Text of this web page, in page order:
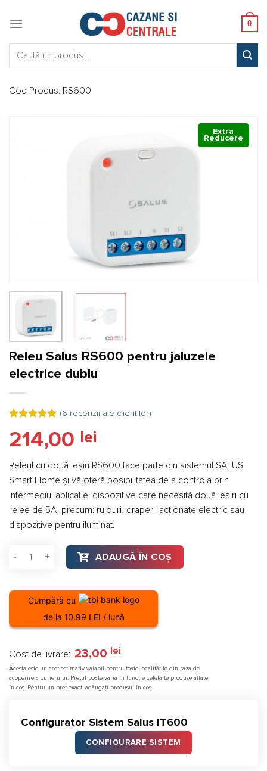
0
Cod Produs: RS600
Extra
Reducere
Releu Salus RS600 pentru jaluzele
electrice dublu
5.00din 5
pe baza a
la clienți
(6 recenzii ale clientilor)
214,00 lei
Releul cu două ieșiri RS600 face parte din sistemul SALUS
Smart Home și vă oferă posibilitatea de a controla prin
intermediul aplicației dispozitive care necesită două ieșiri cu
relee de 5A, precum: rulouri, draperii acționate electric sau
dispozitive pentru iluminat.
Cantitate Releu Salus RS600 pentru jaluzele electrice dublu
ADAUGĂ ÎN COȘ
Cumpără cu
de la 10.99 LEI / lună
Cost de livrare: 23,00 lei
Acesta este un cost estimativ valabil pentru toate localitățile din raza de
acoperire a curierului. Prețul poate varia în funcție celelalte produse aflate
în coș. Pentru un preț exact, adăugați produsul în coș.
Configurator Sistem Salus IT600
CONFIGURARE SISTEM